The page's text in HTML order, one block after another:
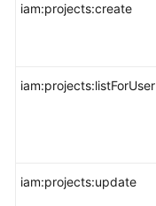
管
一
iam:projects:create
iam:projects:listForUser
iam:projects:update